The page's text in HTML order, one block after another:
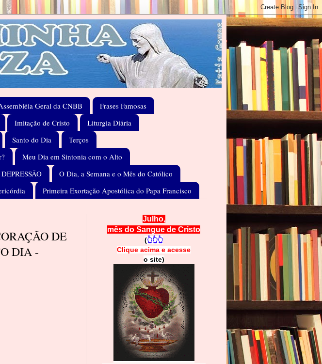
Geral da CNBB
Frases Famosas
Imitação de Cristo
Liturgia Diária
Santo do Dia
Terços
Meu Dia em Sintonia com o Alto
O Dia, a Semana e o Mês do Católico
Primeira Exortação Apostólica do Papa Francisco
DE
DIA -
Julho,
mês do Sangue de Cristo
(👆👆👆
Clique acima e acesse
o site)